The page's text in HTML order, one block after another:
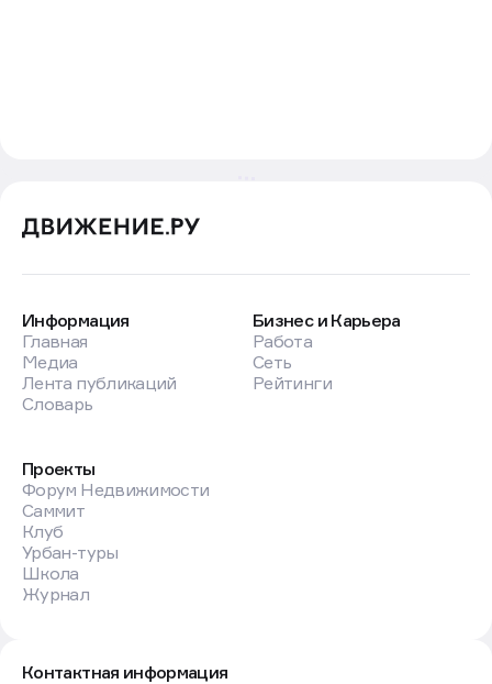
Информация
Главная
Медиа
Лента публикаций
Словарь
Бизнес и Карьера
Работа
Сеть
Рейтинги
Проекты
Форум Недвижимости
Саммит
Клуб
Урбан-туры
Школа
Журнал
Контактная информация